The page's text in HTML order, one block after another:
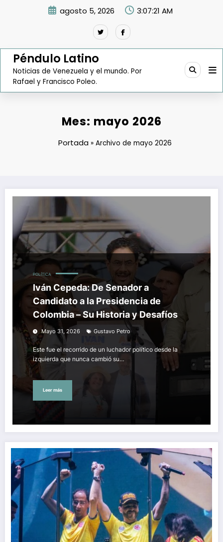
agosto 5, 2026 3:07:23 AM
Péndulo Latino
Noticias de Venezuela y el mundo. Por
Rafael y Francisco Poleo.
Mes: mayo 2026
Portada» Archivo de mayo 2026
Iván Cepeda: De Senador a Candidato a la Presidencia de
POLÍTICA
Iván Cepeda: De Senador a
Candidato a la Presidencia de
Colombia – Su Historia y Desafíos
Mayo 31, 2026 Gustavo Petro
Este fue el recorrido de un luchador político desde la
izquierda que nunca cambió su…
Leer más